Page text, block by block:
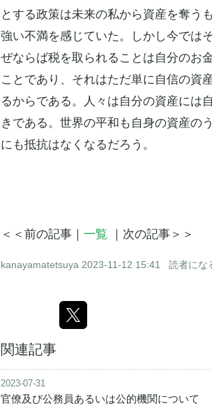
とする政策は未来の私から資産を奪う
強い不満を感じていた。しかし今では
ぜならば税を取られることは自分のお
ことであり、それはただ単に自信の資
るからである。人々は自分の資産には
きである。世界の平和も自身の資産の
にも抵抗はなくなるだろう。
＜＜前の記事｜ 一覧 ｜次の記事＞＞
kanayamatetsuya 2023-11-12 15:41 読者にな
関連記事
2023-07-31
官僚及び公務員あるいは公的機関について